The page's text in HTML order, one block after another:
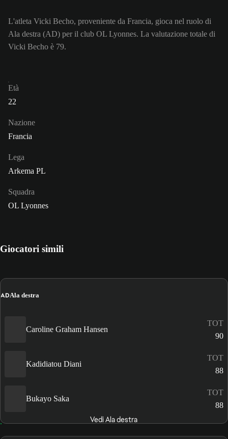
L'atleta Vicki Becho, proveniente da Francia, gioca nel ruolo di
Ala destra (AD) per il club OL Lyonnes. La valutazione totale di
Vicki Becho è 79.
Età
22
Nazione
Francia
Lega
Arkema PL
Squadra
OL Lyonnes
Giocatori simili
ADAla destra
Caroline Graham Hansen
TOT
90
Kadidiatou Diani
TOT
88
Bukayo Saka
TOT
88
Vedi Ala destra